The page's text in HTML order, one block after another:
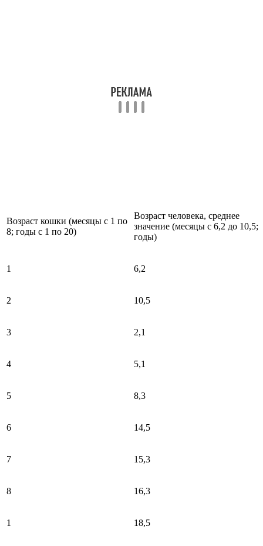
Возраст кошки (месяцы с 1 по
8; годы с 1 по 20)
Возраст человека, среднее
значение (месяцы с 6,2 до 10,5;
годы)
1 6,2
2 10,5
3 2,1
4 5,1
5 8,3
6 14,5
7 15,3
8 16,3
1 18,5